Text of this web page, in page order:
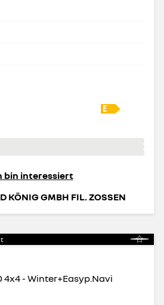
bin interessiert
KÖNIG GMBH FIL. ZOSSEN
4x4 - Winter+Easyp.Navi